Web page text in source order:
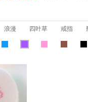
浪漫 四叶草 戒指